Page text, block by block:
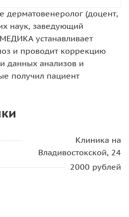
дерматовенеролог (доцент,
наук, заведующий
устанавливает
и проводит коррекцию
данных анализов и
получил пациент
Клиника на
Владивостокской, 24
2000 рублей